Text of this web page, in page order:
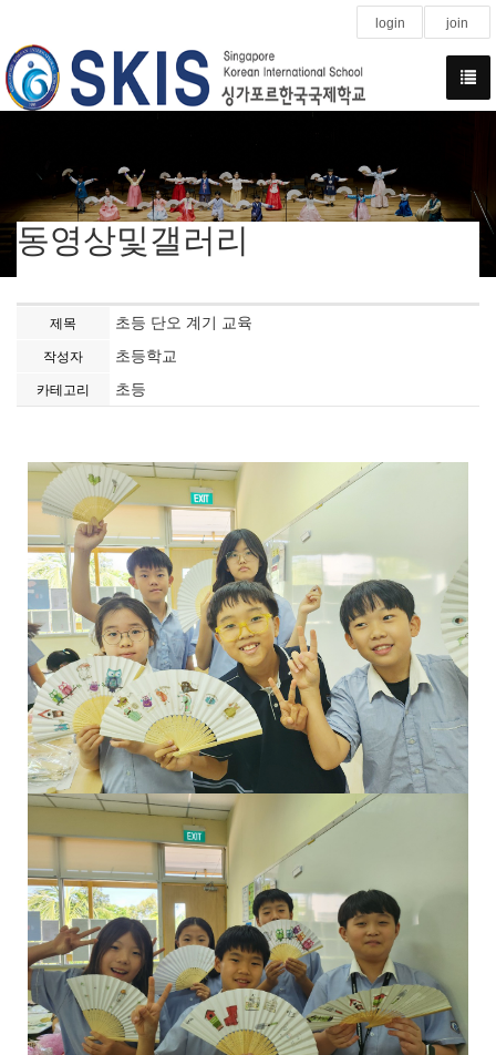
login join
동영상및갤러리
제목 초등 단오 계기 교육
작성자 초등학교
카테고리 초등